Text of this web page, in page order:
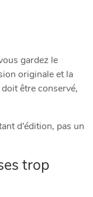
gardez le
originale et la
être conservé,
d’édition, pas un
trop